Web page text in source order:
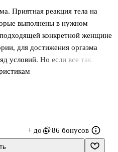
Приятная реакция тела на
выполнены в нужном
конкретной женщине
для достижения оргазма
условий. Но если все так
его испытывают?
Полина Девочкина уверена,
занятие с репетитором по
что и как работает в механизме
можно говорить о
+ до 86 бонусов